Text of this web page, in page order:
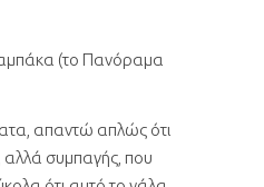
(το Πανόραμα
απαντώ απλώς ότι
αλλά συμπαγής, που